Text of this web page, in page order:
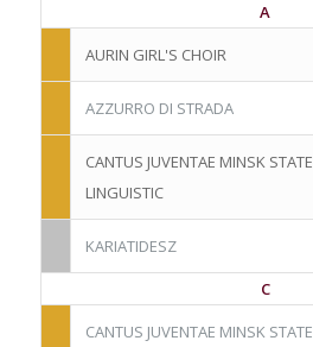
A
AURIN GIRL'S CHOIR
AZZURRO DI STRADA
CANTUS JUVENTAE MINSK STATE
LINGUISTIC
KARIATIDESZ
C
CANTUS JUVENTAE MINSK STATE